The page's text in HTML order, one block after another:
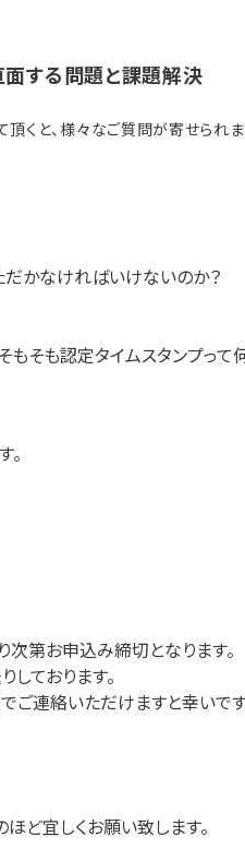
する問題と課題解決
くと、様々なご質問が寄せられま
かなければいけないのか？
そも認定タイムスタンプって
次第お申込み締切となります。
ております。
ご連絡いただけますと幸いです
ど宜しくお願い致します。